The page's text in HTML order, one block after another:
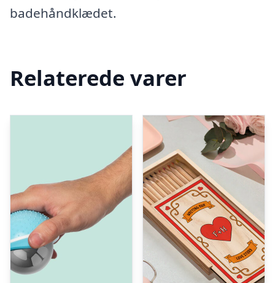
badehåndklædet.
Relaterede varer